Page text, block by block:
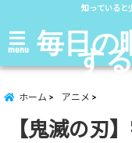
知っていると
menu 毎日の
す
ホーム アニメ
【鬼滅の刃